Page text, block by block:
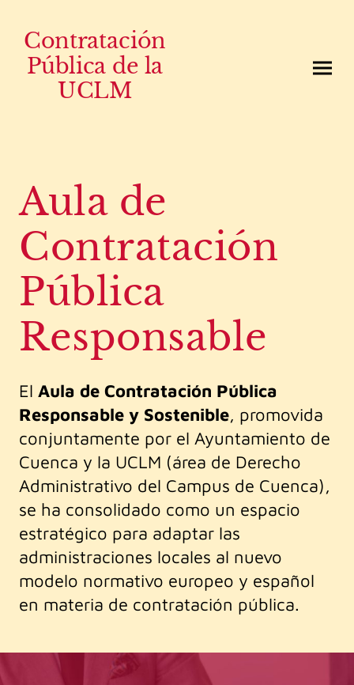
Contratación
Pública de la
UCLM
Aula de
Contratación
Pública
Responsable
El Aula de Contratación Pública
Responsable y Sostenible, promovida
conjuntamente por el Ayuntamiento de
Cuenca y la UCLM (área de Derecho
Administrativo del Campus de Cuenca),
se ha consolidado como un espacio
estratégico para adaptar las
administraciones locales al nuevo
modelo normativo europeo y español
en materia de contratación pública.